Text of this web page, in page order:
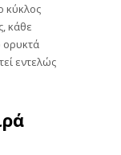
κύκλος
κάθε
ορυκτά
εντελώς